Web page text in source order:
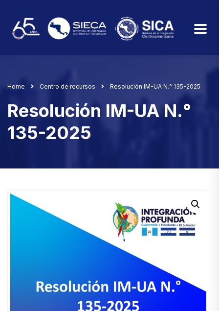
Home Centro de recursos Resolución IM-UA N.° 135-2025
Resolución IM-UA N.°
135-2025